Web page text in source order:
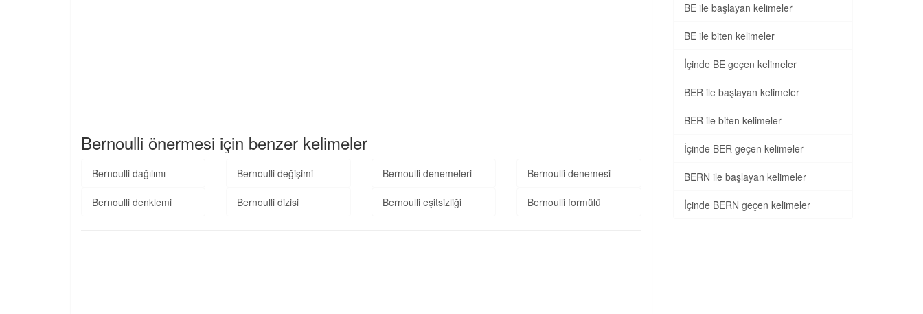
Bernoulli önermesi için benzer kelimeler
Bernoulli dağılımı Bernoulli değişimi Bernoulli denemeleri Bernoulli denemesi
Bernoulli denklemi Bernoulli dizisi Bernoulli eşitsizliği Bernoulli formülü
BE ile başlayan kelimeler
BE ile biten kelimeler
İçinde BE geçen kelimeler
BER ile başlayan kelimeler
BER ile biten kelimeler
İçinde BER geçen kelimeler
BERN ile başlayan kelimeler
İçinde BERN geçen kelimeler